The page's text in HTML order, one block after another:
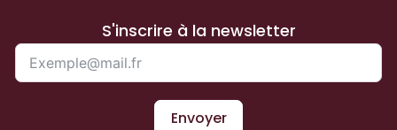
S'inscrire à la newsletter
Envoyer